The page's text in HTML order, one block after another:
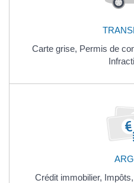
Carte grise, Permis de
Crédit immobilier, Impôts,